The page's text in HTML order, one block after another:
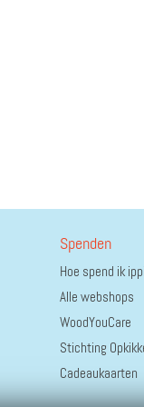
Spenden
Hoe spend ik
Alle webshops
WoodYouCare
Stichting
Cadeaukaarten